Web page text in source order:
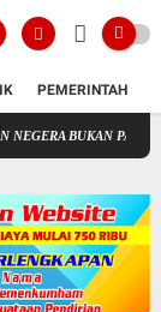
PEMERINTAH
PAJAK(PNBP)